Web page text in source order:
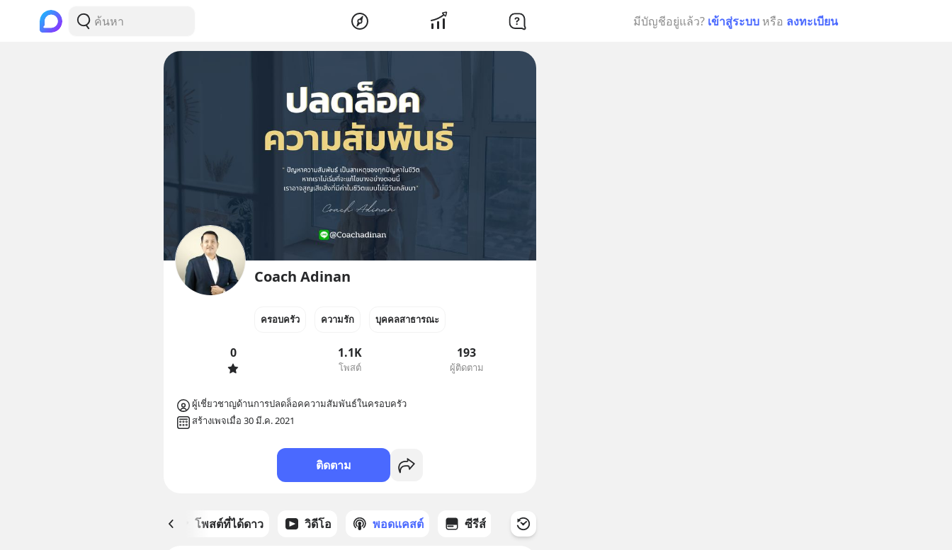
มีบัญชีอยู่แล้ว? เข้าสู่ระบบ หรือ ลงทะเบียน
Coach Adinan
ครอบครัว ความรัก บุคคลสาธารณะ
0 1.1K
โพสต์
193
ผู้ติดตาม
ผู้เชี่ยวชาญด้านการปลดล็อคความสัมพันธ์ในครอบครัว
สร้างเพจเมื่อ 30 มี.ค. 2021
ติดตาม
โพสต์ที่ได้ดาว วิดีโอ พอดแคสต์ ซีรีส์